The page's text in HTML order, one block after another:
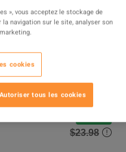
PC EA App CD
sont excellentes!
$23.98
», vous acceptez le stockage de
navigation sur le site, analyser son
cookies
Autoriser tous les cookies